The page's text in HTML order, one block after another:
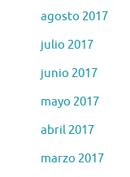
agosto 2017
julio 2017
junio 2017
mayo 2017
abril 2017
marzo 2017